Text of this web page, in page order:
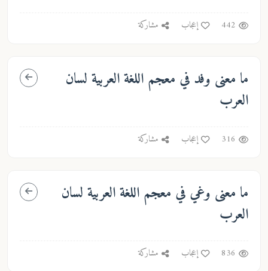
442 إعجاب مشاركة
ما معنى وفدفي معجم اللغة العربية لسان
العرب
316 إعجاب مشاركة
ما معنى وغيفي معجم اللغة العربية لسان
العرب
836 إعجاب مشاركة